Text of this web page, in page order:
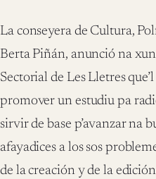
La conseyera de Cultura,
Berta Piñán, anunció na
Sectorial de Les Lletres
promover un estudiu pa
sirvir de base p’avanzar na
afayadices a los sos
de la creación y de la